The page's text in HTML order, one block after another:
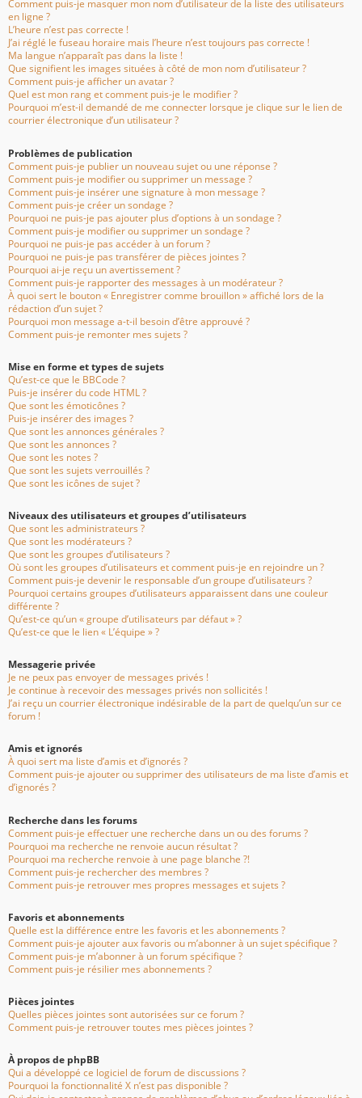
Comment puis-je masquer mon nom d’utilisateur de la liste des utilisateurs
en ligne ?
L’heure n’est pas correcte !
J’ai réglé le fuseau horaire mais l’heure n’est toujours pas correcte !
Ma langue n’apparaît pas dans la liste !
Que signifient les images situées à côté de mon nom d’utilisateur ?
Comment puis-je afficher un avatar ?
Quel est mon rang et comment puis-je le modifier ?
Pourquoi m’est-il demandé de me connecter lorsque je clique sur le lien de
courrier électronique d’un utilisateur ?
Problèmes de publication
Comment puis-je publier un nouveau sujet ou une réponse ?
Comment puis-je modifier ou supprimer un message ?
Comment puis-je insérer une signature à mon message ?
Comment puis-je créer un sondage ?
Pourquoi ne puis-je pas ajouter plus d’options à un sondage ?
Comment puis-je modifier ou supprimer un sondage ?
Pourquoi ne puis-je pas accéder à un forum ?
Pourquoi ne puis-je pas transférer de pièces jointes ?
Pourquoi ai-je reçu un avertissement ?
Comment puis-je rapporter des messages à un modérateur ?
À quoi sert le bouton « Enregistrer comme brouillon » affiché lors de la
rédaction d’un sujet ?
Pourquoi mon message a-t-il besoin d’être approuvé ?
Comment puis-je remonter mes sujets ?
Mise en forme et types de sujets
Qu’est-ce que le BBCode ?
Puis-je insérer du code HTML ?
Que sont les émoticônes ?
Puis-je insérer des images ?
Que sont les annonces générales ?
Que sont les annonces ?
Que sont les notes ?
Que sont les sujets verrouillés ?
Que sont les icônes de sujet ?
Niveaux des utilisateurs et groupes d’utilisateurs
Que sont les administrateurs ?
Que sont les modérateurs ?
Que sont les groupes d’utilisateurs ?
Où sont les groupes d’utilisateurs et comment puis-je en rejoindre un ?
Comment puis-je devenir le responsable d’un groupe d’utilisateurs ?
Pourquoi certains groupes d’utilisateurs apparaissent dans une couleur
différente ?
Qu’est-ce qu’un « groupe d’utilisateurs par défaut » ?
Qu’est-ce que le lien « L’équipe » ?
Messagerie privée
Je ne peux pas envoyer de messages privés !
Je continue à recevoir des messages privés non sollicités !
J’ai reçu un courrier électronique indésirable de la part de quelqu’un sur ce
forum !
Amis et ignorés
À quoi sert ma liste d’amis et d’ignorés ?
Comment puis-je ajouter ou supprimer des utilisateurs de ma liste d’amis et
d’ignorés ?
Recherche dans les forums
Comment puis-je effectuer une recherche dans un ou des forums ?
Pourquoi ma recherche ne renvoie aucun résultat ?
Pourquoi ma recherche renvoie à une page blanche ?!
Comment puis-je rechercher des membres ?
Comment puis-je retrouver mes propres messages et sujets ?
Favoris et abonnements
Quelle est la différence entre les favoris et les abonnements ?
Comment puis-je ajouter aux favoris ou m’abonner à un sujet spécifique ?
Comment puis-je m’abonner à un forum spécifique ?
Comment puis-je résilier mes abonnements ?
Pièces jointes
Quelles pièces jointes sont autorisées sur ce forum ?
Comment puis-je retrouver toutes mes pièces jointes ?
À propos de phpBB
Qui a développé ce logiciel de forum de discussions ?
Pourquoi la fonctionnalité X n’est pas disponible ?